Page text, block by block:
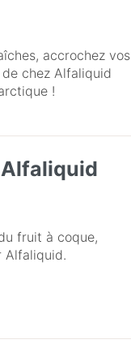
accrochez vos
chez Alfaliquid
!
Alfaliquid
fruit à coque,
Alfaliquid.